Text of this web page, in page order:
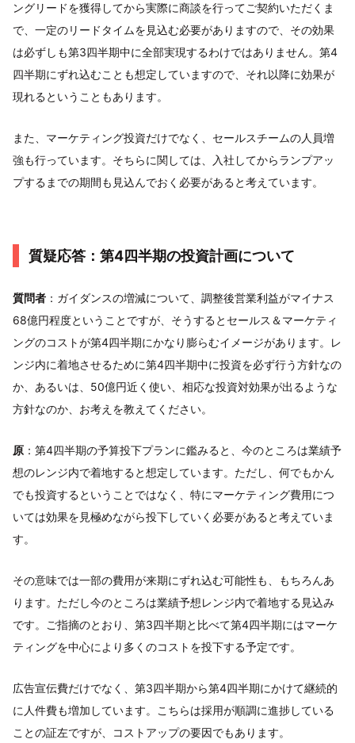
ングリードを獲得してから実際に商談を行ってご契約いただくま
で、一定のリードタイムを見込む必要がありますので、その効果
は必ずしも第3四半期中に全部実現するわけではありません。第4
四半期にずれ込むことも想定していますので、それ以降に効果が
現れるということもあります。
また、マーケティング投資だけでなく、セールスチームの人員増
強も行っています。そちらに関しては、入社してからランプアッ
プするまでの期間も見込んでおく必要があると考えています。
質疑応答：第4四半期の投資計画について
質問者 ：ガイダンスの増減について、調整後営業利益がマイナス
68億円程度ということですが、そうするとセールス＆マーケティ
ングのコストが第4四半期にかなり膨らむイメージがあります。レ
ンジ内に着地させるために第4四半期中に投資を必ず行う方針なの
か、あるいは、50億円近く使い、相応な投資対効果が出るような
方針なのか、お考えを教えてください。
原 ：第4四半期の予算投下プランに鑑みると、今のところは業績予
想のレンジ内で着地すると想定しています。ただし、何でもかん
でも投資するということではなく、特にマーケティング費用につ
いては効果を見極めながら投下していく必要があると考えていま
す。
その意味では一部の費用が来期にずれ込む可能性も、もちろんあ
ります。ただし今のところは業績予想レンジ内で着地する見込み
です。ご指摘のとおり、第3四半期と比べて第4四半期にはマーケ
ティングを中心により多くのコストを投下する予定です。
広告宣伝費だけでなく、第3四半期から第4四半期にかけて継続的
に人件費も増加しています。こちらは採用が順調に進捗している
ことの証左ですが、コストアップの要因でもあります。